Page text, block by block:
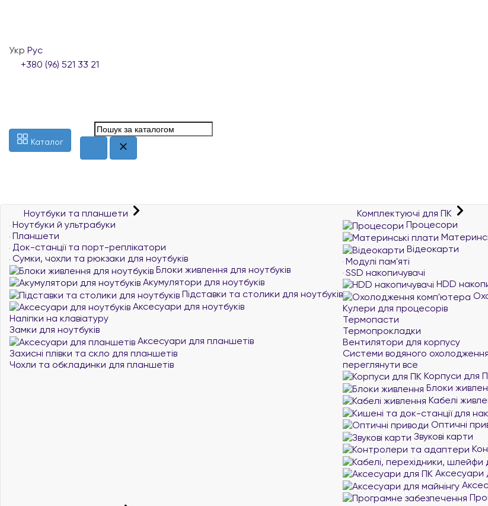
Укр Рус
+380 (96) 521 33 21
Каталог
Ноутбуки та планшети
Ноутбуки й ультрабуки
Планшети
Док-станції та порт-реплікатори
Сумки, чохли та рюкзаки для ноутбуків
Блоки живлення для ноутбуків
Акумулятори для ноутбуків
Підставки та столики для ноутбуків
Аксесуари для ноутбуків
Наліпки на клавіатуру
Замки для ноутбуків
Аксесуари для планшетів
Захисні плівки та скло для планшетів
Чохли та обкладинки для планшетів
Комплектуючі для ПК
Процесори
Відеокарти
Модулі пам'яті
SSD накопичувачі
HDD
Кулери для процесорів
Термопасти
Термопрокладки
Вентилятори для корпусу
Системи водяного охолодження
переглянути все
Корпуси для
Блоки
Кабелі
Оптичні
Звукові карти
Аксесуари